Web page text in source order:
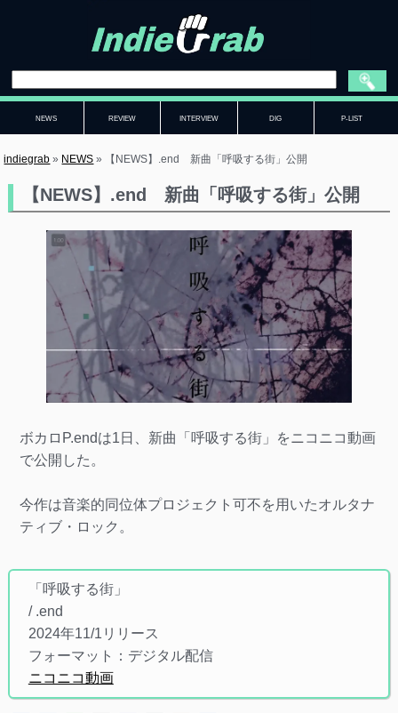
NEWS REVIEW INTERVIEW DIG P-LIST
indiegrab » NEWS » 【NEWS】.end 新曲「呼吸する街」公開
【NEWS】.end 新曲「呼吸する街」公開
ボカロP.endは1日、新曲「呼吸する街」をニコニコ動画
で公開した。
今作は音楽的同位体プロジェクト可不を用いたオルタナ
ティブ・ロック。
「呼吸する街」
/ .end
2024年11/1リリース
フォーマット：デジタル配信
ニコニコ動画